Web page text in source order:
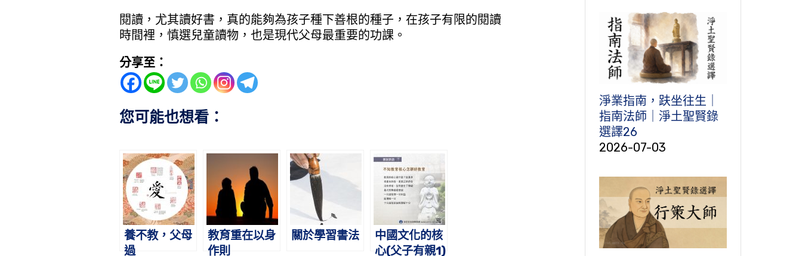
閱讀，尤其讀好書，真的能夠為孩子種下善根的種子，在孩子有限的閱讀
時間裡，慎選兒童讀物，也是現代父母最重要的功課。
分享至：
您可能也想看：
養不教，父母
過
教育重在以身
作則
關於學習書法
中國文化的核
心(父子有親1)
淨業指南，趺坐往生｜
指南法師｜淨土聖賢錄
選譯26
2026-07-03